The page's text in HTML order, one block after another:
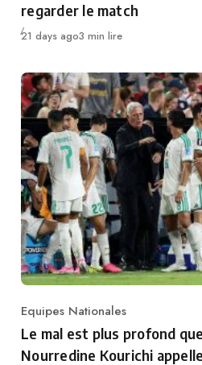
regarder le match
Publié
21 days ago3 min lire
Category
Equipes Nationales
Le mal est plus profond
Nourredine Kourichi